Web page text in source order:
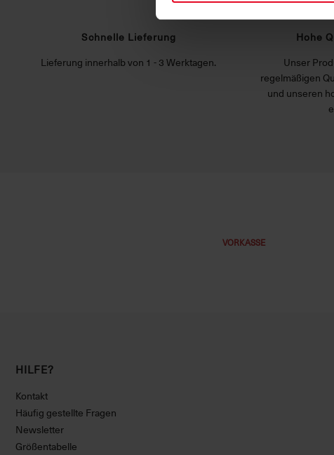
Schnelle Lieferung
Lieferung innerhalb von 1 - 3 Werktagen.
Hohe
Unser
regelmäßigen
und unseren
VORKASSE
HILFE?
Kontakt
Häufig gestellte Fragen
Newsletter
Größentabelle